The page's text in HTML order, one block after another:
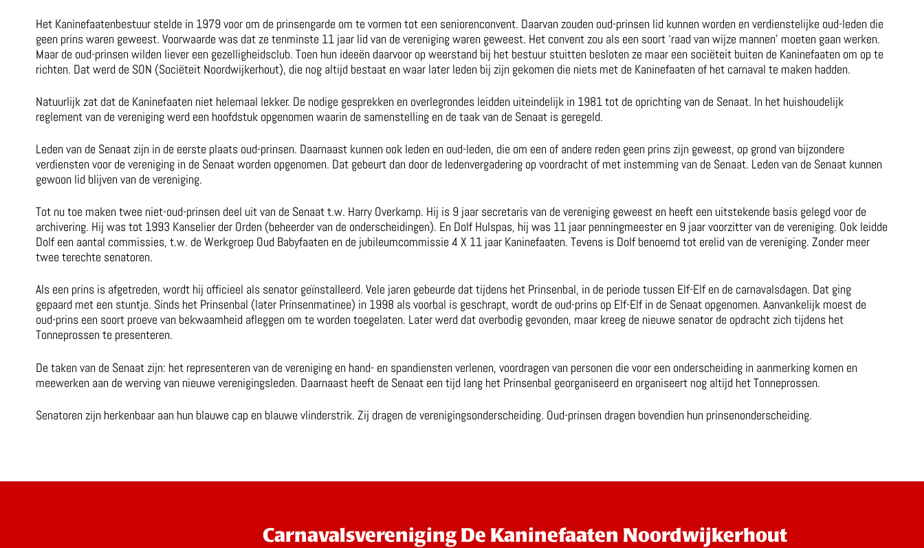
Het Kaninefaatenbestuur stelde in 1979 voor om de prinsengarde om te vormen tot een seniorenconvent. Daarvan zouden oud-prinsen lid kunnen worden en verdienstelijke oud-leden die
geen prins waren geweest. Voorwaarde was dat ze tenminste 11 jaar lid van de vereniging waren geweest. Het convent zou als een soort ‘raad van wijze mannen’ moeten gaan werken.
Maar de oud-prinsen wilden liever een gezelligheidsclub. Toen hun ideeën daarvoor op weerstand bij het bestuur stuitten besloten ze maar een sociëteit buiten de Kaninefaaten om op te
richten. Dat werd de SON (Sociëteit Noordwijkerhout), die nog altijd bestaat en waar later leden bij zijn gekomen die niets met de Kaninefaaten of het carnaval te maken hadden.
Natuurlijk zat dat de Kaninefaaten niet helemaal lekker. De nodige gesprekken en overlegrondes leidden uiteindelijk in 1981 tot de oprichting van de Senaat. In het huishoudelijk
reglement van de vereniging werd een hoofdstuk opgenomen waarin de samenstelling en de taak van de Senaat is geregeld.
Leden van de Senaat zijn in de eerste plaats oud-prinsen. Daarnaast kunnen ook leden en oud-leden, die om een of andere reden geen prins zijn geweest, op grond van bijzondere
verdiensten voor de vereniging in de Senaat worden opgenomen. Dat gebeurt dan door de ledenvergadering op voordracht of met instemming van de Senaat. Leden van de Senaat kunnen
gewoon lid blijven van de vereniging.
Tot nu toe maken twee niet-oud-prinsen deel uit van de Senaat t.w. Harry Overkamp. Hij is 9 jaar secretaris van de vereniging geweest en heeft een uitstekende basis gelegd voor de
archivering. Hij was tot 1993 Kanselier der Orden (beheerder van de onderscheidingen). En Dolf Hulspas, hij was 11 jaar penningmeester en 9 jaar voorzitter van de vereniging. Ook leidde
Dolf een aantal commissies, t.w. de Werkgroep Oud Babyfaaten en de jubileumcommissie 4 X 11 jaar Kaninefaaten. Tevens is Dolf benoemd tot erelid van de vereniging. Zonder meer
twee terechte senatoren.
Als een prins is afgetreden, wordt hij officieel als senator geïnstalleerd. Vele jaren gebeurde dat tijdens het Prinsenbal, in de periode tussen Elf-Elf en de carnavalsdagen. Dat ging
gepaard met een stuntje. Sinds het Prinsenbal (later Prinsenmatinee) in 1998 als voorbal is geschrapt, wordt de oud-prins op Elf-Elf in de Senaat opgenomen. Aanvankelijk moest de
oud-prins een soort proeve van bekwaamheid afleggen om te worden toegelaten. Later werd dat overbodig gevonden, maar kreeg de nieuwe senator de opdracht zich tijdens het
Tonneprossen te presenteren.
De taken van de Senaat zijn: het representeren van de vereniging en hand- en spandiensten verlenen, voordragen van personen die voor een onderscheiding in aanmerking komen en
meewerken aan de werving van nieuwe verenigingsleden. Daarnaast heeft de Senaat een tijd lang het Prinsenbal georganiseerd en organiseert nog altijd het Tonneprossen.
Senatoren zijn herkenbaar aan hun blauwe cap en blauwe vlinderstrik. Zij dragen de verenigingsonderscheiding. Oud-prinsen dragen bovendien hun prinsenonderscheiding.
Carnavalsvereniging De Kaninefaaten Noordwijkerhout